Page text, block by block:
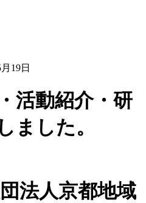
19日
活動紹介・研
ました。
法人京都地域